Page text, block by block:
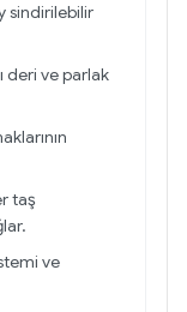
sindirilebilir
deri ve parlak
taş
ve